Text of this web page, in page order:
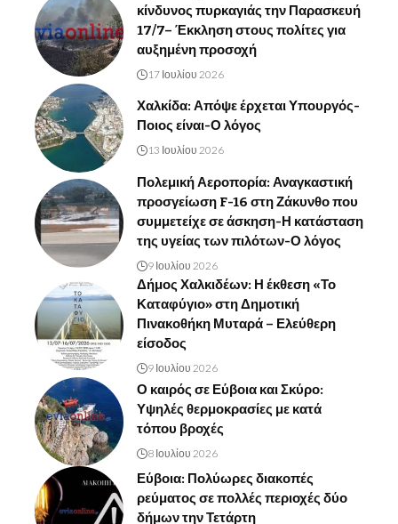
κίνδυνος πυρκαγιάς την Παρασκευή
17/7– Έκκληση στους πολίτες για
αυξημένη προσοχή
17 Ιουλίου 2026
Χαλκίδα: Απόψε έρχεται Υπουργός-
Ποιος είναι-Ο λόγος
13 Ιουλίου 2026
Πολεμική Αεροπορία: Αναγκαστική
προσγείωση F-16 στη Ζάκυνθο που
συμμετείχε σε άσκηση-Η κατάσταση
της υγείας των πιλότων-Ο λόγος
9 Ιουλίου 2026
Δήμος Χαλκιδέων: Η έκθεση «Το
Καταφύγιο» στη Δημοτική
Πινακοθήκη Μυταρά – Ελεύθερη
είσοδος
9 Ιουλίου 2026
Ο καιρός σε Εύβοια και Σκύρο:
Υψηλές θερμοκρασίες με κατά
τόπου βροχές
8 Ιουλίου 2026
Εύβοια: Πολύωρες διακοπές
ρεύματος σε πολλές περιοχές δύο
δήμων την Τετάρτη